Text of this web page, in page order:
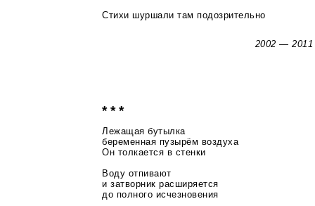
Стихи шуршали там подозрительно
2002 — 2011
* * *
Лежащая бутылка
беременная пузырём воздуха
Он толкается в стенки
Воду отпивают
и затворник расширяется
до полного исчезновения